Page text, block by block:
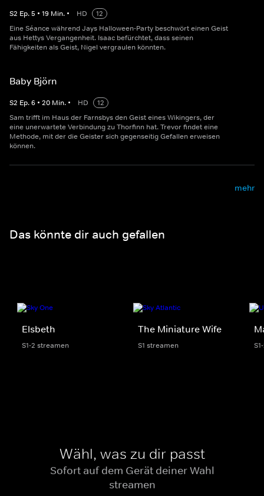
S2 Ep.5 • 19 Min. • HD
12
Eine Séance während Jays Halloween-Party beschwört einen Geist
aus Hettys Vergangenheit. Isaac befürchtet, dass seinen
Fähigkeiten als Geist, Nigel vergraulen könnten.
Baby Björn
S2 Ep.6 • 20 Min. • HD
12
Sam trifft im Haus der Farnsbys den Geist eines Wikingers, der
eine unerwartete Verbindung zu Thorfinn hat. Trevor findet eine
Methode, mit der die Geister sich gegenseitig Gefallen erweisen
können.
mehr
Das könnte dir auch gefallen
Elsbeth
S1-2 streamen
The Miniature Wife
S1 streamen
Wähl, was zu dir passt
Sofort auf dem Gerät deiner Wahl
streamen